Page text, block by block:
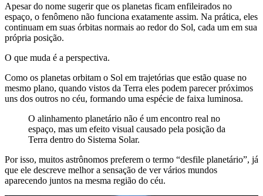
Apesar do nome sugerir que os planetas ficam enfileirados no
espaço, o fenômeno não funciona exatamente assim. Na prática, eles
continuam em suas órbitas normais ao redor do Sol, cada um em sua
própria posição.
O que muda é a perspectiva.
Como os planetas orbitam o Sol em trajetórias que estão quase no
mesmo plano, quando vistos da Terra eles podem parecer próximos
uns dos outros no céu, formando uma espécie de faixa luminosa.
O alinhamento planetário não é um encontro real no
espaço, mas um efeito visual causado pela posição da
Terra dentro do Sistema Solar.
Por isso, muitos astrônomos preferem o termo “desfile planetário”, já
que ele descreve melhor a sensação de ver vários mundos
aparecendo juntos na mesma região do céu.